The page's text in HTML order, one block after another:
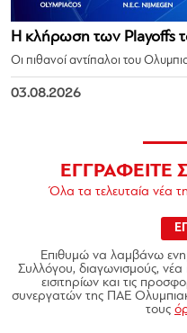
Η κλήρωση των Playoffs
Οι πιθανοί αντίπαλοι του
03.08.2026
ΕΓΓΡΑΦΕΙΤΕ
Όλα τα τελευταία νέα
Επιθυμώ να λαμβάνω
Συλλόγου, διαγωνισμούς, νέα
εισιτηρίων και τις
συνεργατών της ΠΑΕ
τους